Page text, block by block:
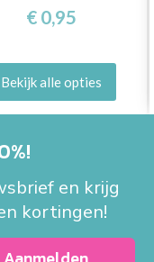
€ 0,95
Bekijk alle opties
en krijg
kortingen!